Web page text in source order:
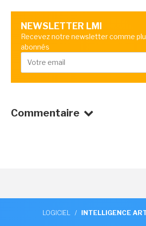
NEWSLETTER LMI
Recevez notre newsletter comme
abonnés
Commentaire
LOGICIEL / INTELLIGENCE